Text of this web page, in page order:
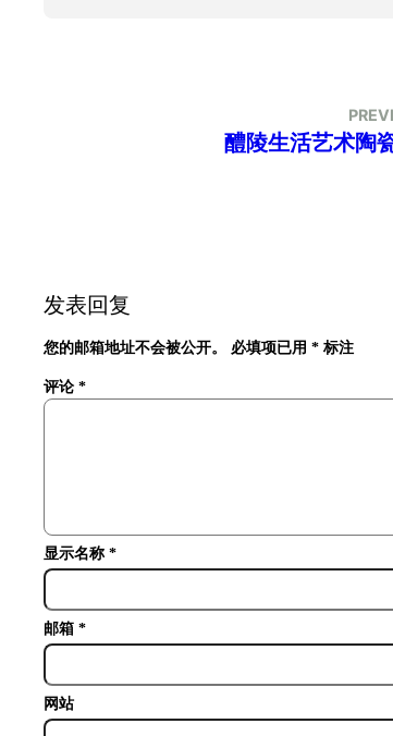
醴陵生活艺术陶
发表回复
您的邮箱地址不会被公开。 必填项已用* 标注
评论*
显示名称*
邮箱*
网站